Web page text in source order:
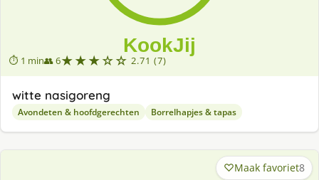
⏱ 1 min👥 6★★★☆☆ 2.71 (7)
witte nasigoreng
Avondeten & hoofdgerechten Borrelhapjes & tapas
Maak favoriet8